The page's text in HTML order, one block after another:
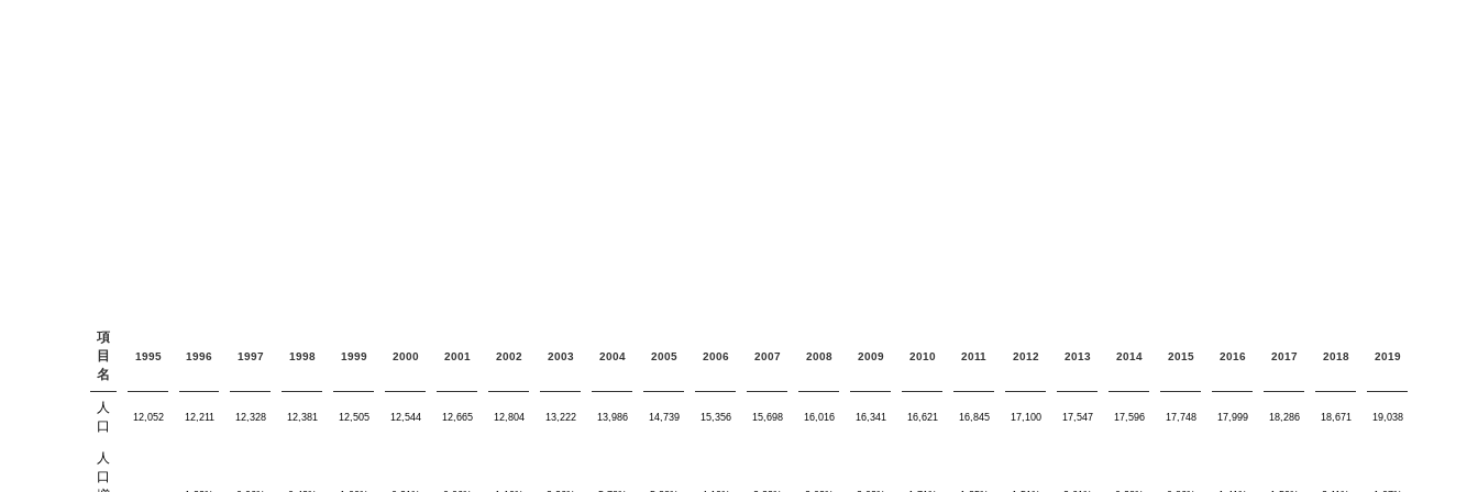
項
目
名
1995 1996 1997 1998 1999 2000 2001 2002 2003 2004 2005 2006 2007 2008 2009 2010 2011 2012 2013 2014 2015 2016 2017 2018 2019
人
口
12,052 12,211 12,328 12,381 12,505 12,544 12,665 12,804 13,222 13,986 14,739 15,356 15,698 16,016 16,341 16,621 16,845 17,100 17,547 17,596 17,748 17,999 18,286 18,671 19,038
人
口